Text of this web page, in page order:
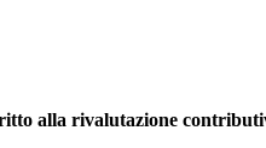
alla rivalutazione